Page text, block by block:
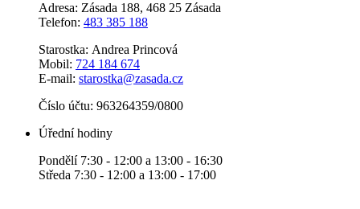
Adresa: Zásada 188, 468 25 Zásada
Telefon: 483 385 188
Starostka: Andrea Princová
Mobil: 724 184 674
E-mail: starostka@zasada.cz
Číslo účtu: 963264359/0800
Úřední hodiny
Pondělí 7:30 - 12:00 a 13:00 - 16:30
Středa 7:30 - 12:00 a 13:00 - 17:00